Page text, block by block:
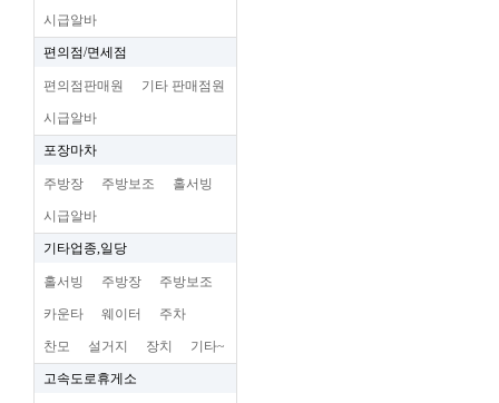
시급알바
편의점/면세점
편의점판매원 기타 판매점원
시급알바
포장마차
주방장 주방보조 홀서빙
시급알바
기타업종,일당
홀서빙 주방장 주방보조
카운타 웨이터 주차
찬모 설거지 장치 기타~
고속도로휴게소